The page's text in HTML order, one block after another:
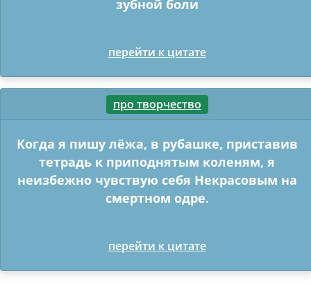
зубной боли
перейти к цитате
про творчество
Когда я пишу лёжа, в рубашке, приставив
тетрадь к приподнятым коленям, я
неизбежно чувствую себя Некрасовым на
смертном одре.
перейти к цитате